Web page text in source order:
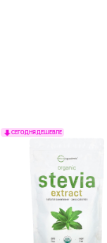
СЕГОДНЯ ДЕШЕВЛЕ